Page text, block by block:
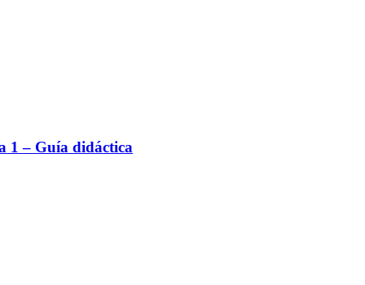
1 – Guía didáctica